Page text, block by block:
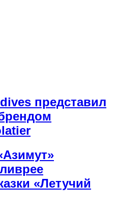
представил
«Летучий